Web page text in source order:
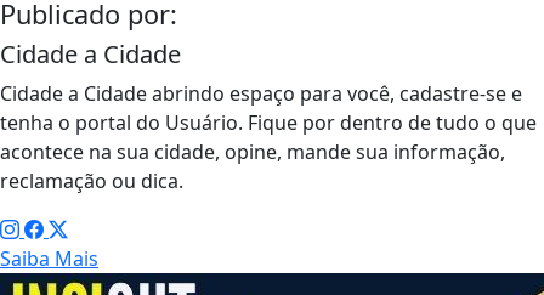
Publicado por:
Cidade a Cidade
Cidade a Cidade abrindo espaço para você, cadastre-se e
tenha o portal do Usuário. Fique por dentro de tudo o que
acontece na sua cidade, opine, mande sua informação,
reclamação ou dica.
Saiba Mais